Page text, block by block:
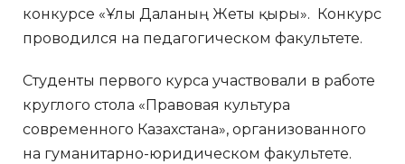
конкурсе «Ұлы Даланың Жеты қыры». Конкурс
проводился на педагогическом факультете.
Студенты первого курса участвовали в работе
круглого стола «Правовая культура
современного Казахстана», организованного
на гуманитарно-юридическом факультете.